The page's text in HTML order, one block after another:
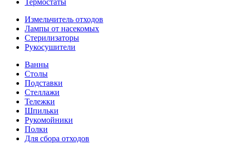
Термостаты
Измельчитель отходов
Лампы от насекомых
Стерилизаторы
Рукосушители
Ванны
Столы
Подставки
Стеллажи
Тележки
Шпильки
Рукомойники
Полки
Для сбора отходов